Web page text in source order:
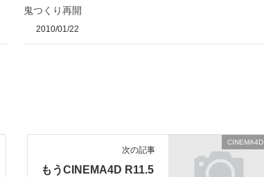
鬼つくり再開
2010/01/22
CINEMA4D
次の記事
もうCINEMA4D R11.5